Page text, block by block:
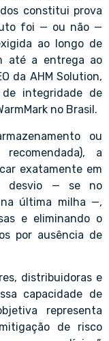
constitui prova
foi — ou não —
ao longo de
até a entrega ao
da AHM Solution,
de integridade de
no Brasil.
ou
a
exatamente em
desvio — se no
última milha —,
e eliminando o
por ausência de
distribuidoras e
capacidade de
representa
de risco